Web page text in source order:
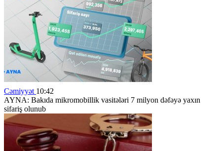
Cəmiyyət 10:42
AYNA: Bakıda mikromobillik vasitələri 7 milyon dəfəyə yaxın
sifariş olunub